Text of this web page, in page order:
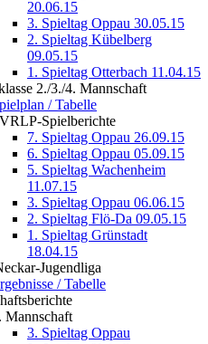
20.06.15
3. Spieltag Oppau 30.05.15
2. Spieltag Kübelberg
09.05.15
1. Spieltag Otterbach 11.04.15
2./3./4. Mannschaft
/ Tabelle
Spielberichte
7. Spieltag Oppau 26.09.15
6. Spieltag Oppau 05.09.15
5. Spieltag Wachenheim
11.07.15
3. Spieltag Oppau 06.06.15
2. Spieltag Flö-Da 09.05.15
1. Spieltag Grünstadt
18.04.15
Jugendliga
/ Tabelle
Mannschaft
3. Spieltag Oppau